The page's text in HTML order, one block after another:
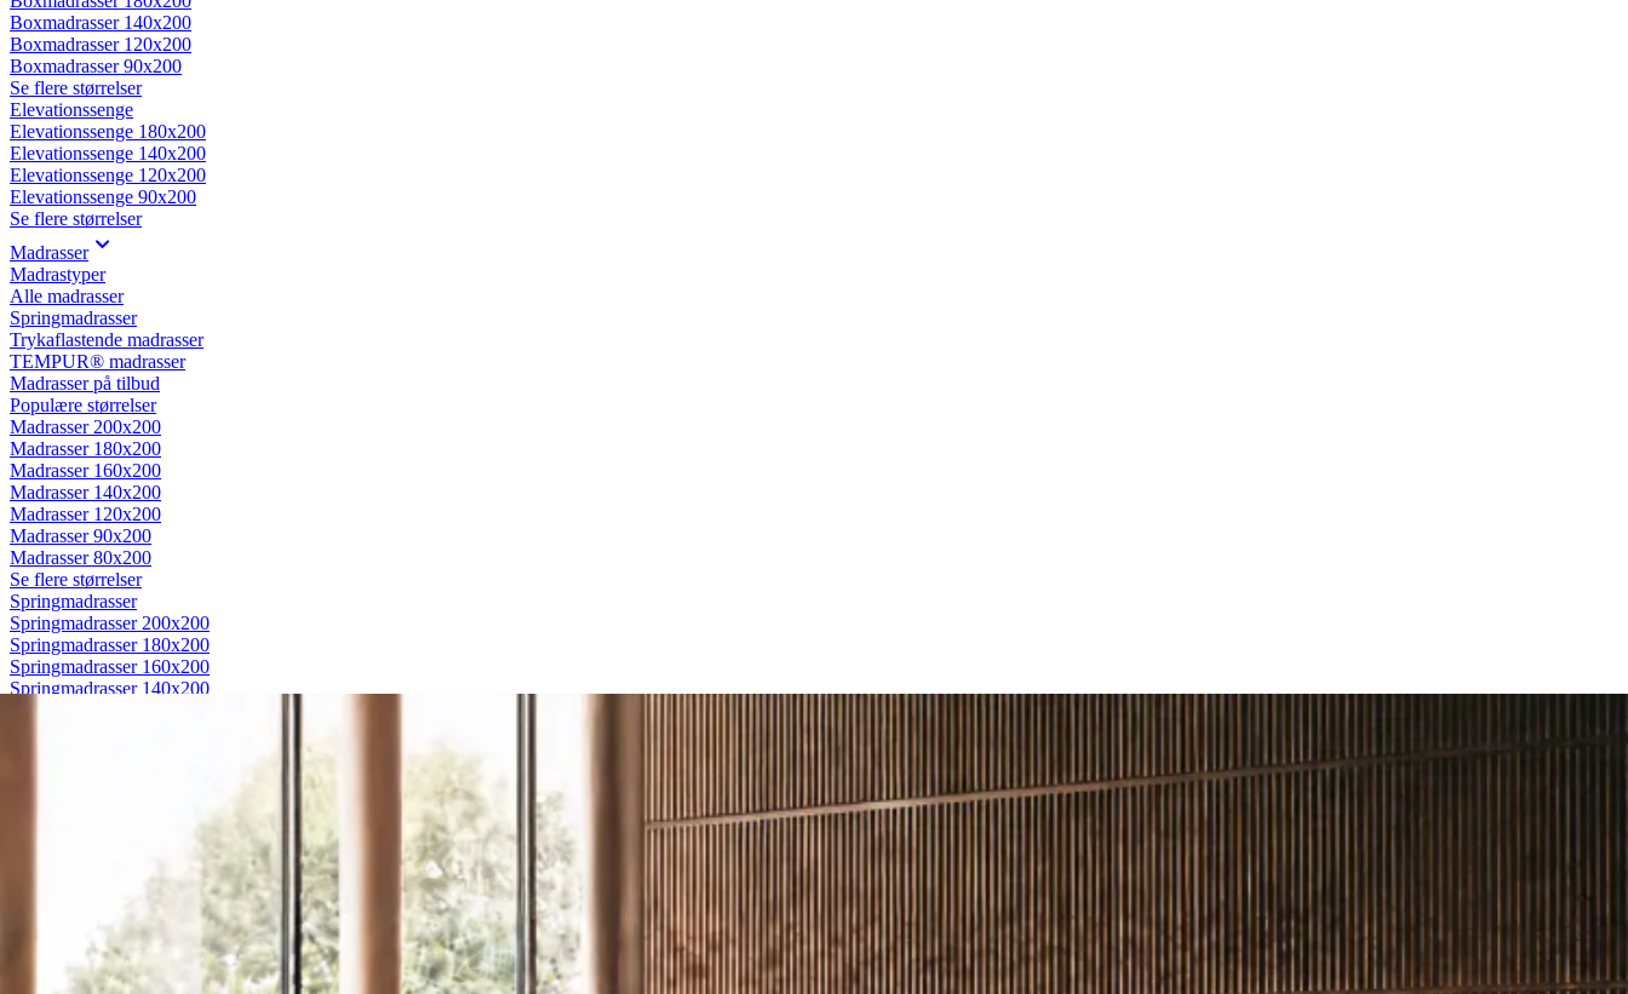
Boxmadrasser 140x200
Boxmadrasser 120x200
Boxmadrasser 90x200
Se flere størrelser
Elevationssenge
Elevationssenge 180x200
Elevationssenge 140x200
Elevationssenge 120x200
Elevationssenge 90x200
Se flere størrelser
Madrasser
Madrastyper
Alle madrasser
Springmadrasser
Trykaflastende madrasser
TEMPUR® madrasser
Madrasser på tilbud
Populære størrelser
Madrasser 200x200
Madrasser 180x200
Madrasser 160x200
Madrasser 140x200
Madrasser 120x200
Madrasser 90x200
Madrasser 80x200
Se flere størrelser
Springmadrasser
Springmadrasser 200x200
Springmadrasser 180x200
Springmadrasser 160x200
Springmadrasser 140x200
Trykaflastende madrasser 200x200
Trykaflastende madrasser 180x200
Trykaflastende madrasser 160x200
Trykaflastende madrasser 140x200
Trykaflastende madrasser 120x200
Trykaflastende madrasser 90x200
Trykaflastende madrasser 80x200
Se flere størrelser